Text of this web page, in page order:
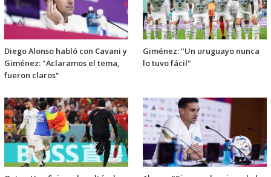
Diego Alonso habló con Cavani y
Giménez: "Aclaramos el tema,
fueron claros"
Giménez: "Un uruguayo nunca
lo tuvo fácil"